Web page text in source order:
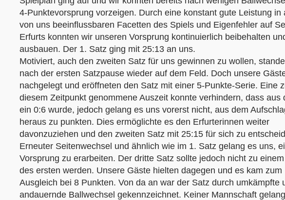
4-Punktevorsprung vorzeigen. Durch eine konstant gute Leistung in
von uns beeinflussbaren Facetten des Spiels und Eigenfehler auf
Erfurts konnten wir unseren Vorsprung kontinuierlich beibehalten
ausbauen. Der 1. Satz ging mit 25:13 an uns.
Motiviert, auch den zweiten Satz für uns gewinnen zu wollen,
nach der ersten Satzpause wieder auf dem Feld. Doch unsere
nachgelegt und eröffneten den Satz mit einer 5-Punkte-Serie. Eine
diesem Zeitpunkt genommene Auszeit konnte verhindern, dass aus
ein 0:6 wurde, jedoch gelang es uns vorerst nicht, aus dem
heraus zu punkten. Dies ermöglichte es den Erfurterinnen weiter
davonzuziehen und den zweiten Satz mit 25:15 für sich zu
Erneuter Seitenwechsel und ähnlich wie im 1. Satz gelang es uns,
Vorsprung zu erarbeiten. Der dritte Satz sollte jedoch nicht zu
des ersten werden. Unsere Gäste hielten dagegen und es kam zum
Ausgleich bei 8 Punkten. Von da an war der Satz durch umkämpfte
andauernde Ballwechsel gekennzeichnet. Keiner Mannschaft